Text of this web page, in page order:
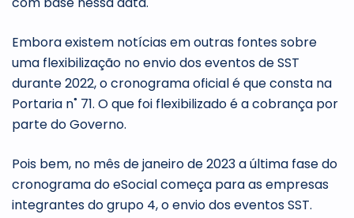
Embora existem notícias em outras fontes sobre
uma flexibilização no envio dos eventos de SST
durante 2022, o cronograma oficial é que consta na
Portaria n˚ 71. O que foi flexibilizado é a cobrança por
parte do Governo.
Pois bem, no mês de janeiro de 2023 a última fase do
cronograma do eSocial começa para as empresas
integrantes do grupo 4, o envio dos eventos SST.